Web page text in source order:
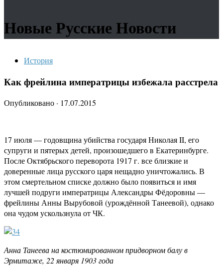
Новые Русские Новости
История
Как фрейлина императрицы избежала расстрела
Опубликовано · 17.07.2015
17 июля — годовщина убийства государя Николая II, его
супруги и пятерых детей, произошедшего в Екатеринбурге.
После Октябрьского переворота 1917 г. все близкие и
доверенные лица русского царя нещадно уничтожались. В
этом смертельном списке должно было появиться и имя
лучшей подруги императрицы Александры Фёдоровны —
фрейлины Анны Вырубовой (урождённой Танеевой), однако
она чудом ускользнула от ЧК.
Анна Танеева на костюмированном придворном балу в
Эрмитаже, 22 января 1903 года